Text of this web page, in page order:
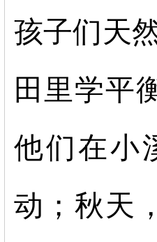
孩子们天
田里学平
他们在小
动；秋天